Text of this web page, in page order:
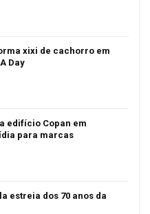
xixi de cachorro em
Day
edifício Copan em
para marcas
estreia dos 70 anos da